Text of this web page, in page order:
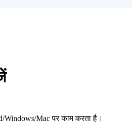
Mac पर काम करता है।